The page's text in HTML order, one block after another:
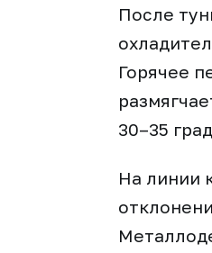
После
Горячее
30–35
На линии